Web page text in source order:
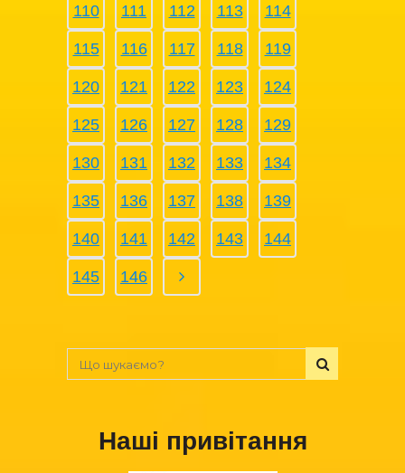
110 111 112 113 114
115 116 117 118 119
120 121 122 123 124
125 126 127 128 129
130 131 132 133 134
135 136 137 138 139
140 141 142 143 144
145 146
Наші привітання